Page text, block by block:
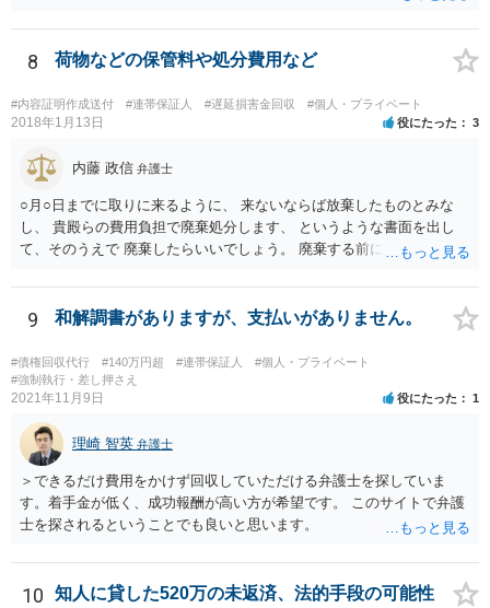
の資力が乏しいとなると、判決が下りても実際に回収することができ
ない可能性があるため、不定期でも少しずつでも返済があるようであ
てもらう方が良いかもしれません。 なお、保証人欄の無断署名の件
は、お母様に注意するしかないですが、お母様が勝手に署名した場合
求が来た場合は支払いを拒否できます。
8 荷物などの保管料や処分費用など
#内容証明作成送付 #連帯保証人 #遅延損害金回収 #個人・プライベート
2018年1月13日 役にたった 3
内藤 政信 弁護士
○月○日までに取りに来るように、 来ないならば放棄したものとみな
し、 貴殿らの費用負担で廃棄処分します、 というような書面を出し
て、そのうえで 廃棄したらいいでしょう。 廃棄する前に、写真をとっ
9 和解調書がありますが、支払いがありません。
#債権回収代行 #140万円超 #連帯保証人
#個人・プライベート
#強制執行・差し押さえ
2021年11月9日 役にたった 1
理崎 智英 弁護士
＞できるだけ費用をかけず回収していただける弁護士を探していま
す。着手金が低く、成功報酬が高い方が希望です。 このサイトで弁護
士を探されるということでも良いと思います。
10
知人に貸した520万の未返済、法的手段の可能性